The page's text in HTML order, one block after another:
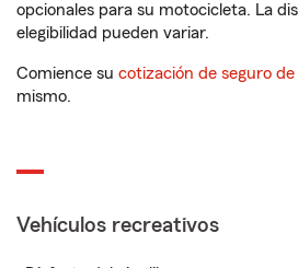
opcionales para su motocicleta. La
elegibilidad pueden variar.
Comience su cotización de seguro
mismo.
Vehículos recreativos